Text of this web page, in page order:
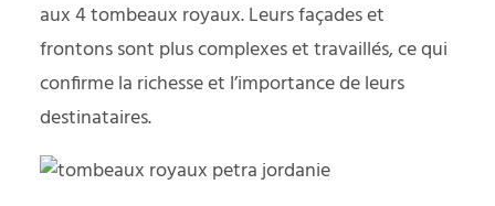
aux 4 tombeaux royaux. Leurs façades et
frontons sont plus complexes et travaillés, ce qui
confirme la richesse et l’importance de leurs
destinataires.